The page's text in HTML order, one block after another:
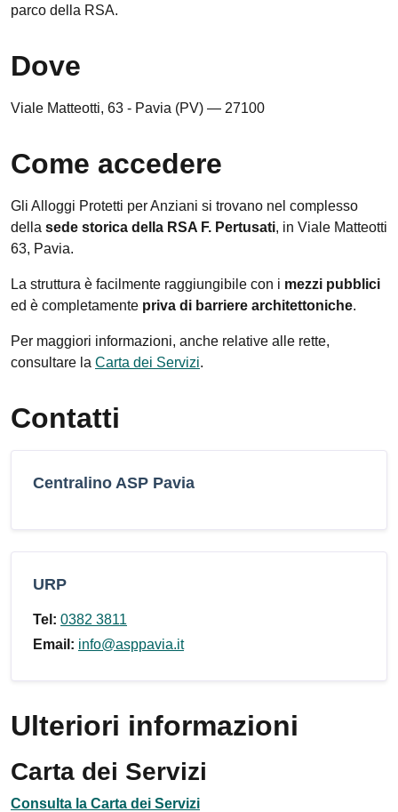
parco della RSA.
Dove
Viale Matteotti, 63 - Pavia (PV) — 27100
Come accedere
Gli Alloggi Protetti per Anziani si trovano nel complesso
della sede storica della RSA F. Pertusati, in Viale Matteotti
63, Pavia.
La struttura è facilmente raggiungibile con i mezzi pubblici
ed è completamente priva di barriere architettoniche.
Per maggiori informazioni, anche relative alle rette,
consultare la Carta dei Servizi.
Contatti
Centralino ASP Pavia
URP
Tel: 0382 3811
Email: info@asppavia.it
Ulteriori informazioni
Carta dei Servizi
Consulta la Carta dei Servizi